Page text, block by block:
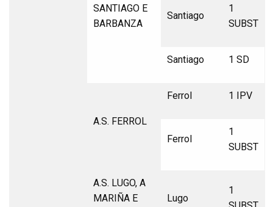
SANTIAGO E
BARBANZA
Santiago
1
SUBST
Santiago 1 SD
A.S. FERROL
Ferrol 1 IPV
Ferrol
1
SUBST
A.S. LUGO, A
MARIÑA E
Lugo
1